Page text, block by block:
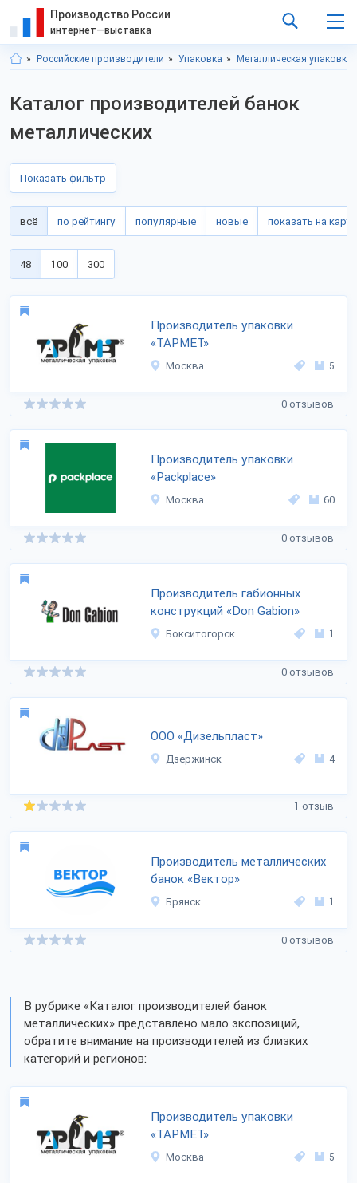
Производство России
интернет—выставка
Российские производители Упаковка Металлическая упаковка
Каталог производителей банок
металлических
Показать фильтр
всё по рейтингу популярные новые показать на карте
48 100 300
Производитель упаковки
«ТАРМЕТ»
Москва 5
0 отзывов
Производитель упаковки
«Packplace»
Москва 60
0 отзывов
Производитель габионных
конструкций «Don Gabion»
Бокситогорск 1
0 отзывов
ООО «Дизельпласт»
Дзержинск 4
1 отзыв
Производитель металлических
банок «Вектор»
Брянск 1
0 отзывов
В рубрике «Каталог производителей банок
металлических» представлено мало экспозиций,
обратите внимание на производителей из близких
категорий и регионов:
Производитель упаковки
«ТАРМЕТ»
Москва 5